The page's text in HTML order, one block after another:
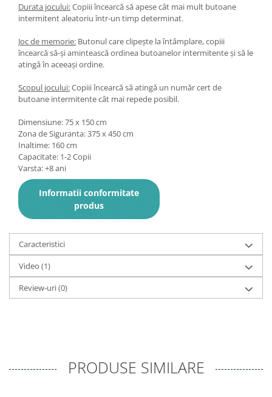
Durata jocului:Copiii încearcă să apese cât mai mult butoane
intermitent aleatoriu într-un timp determinat.
Joc de memorie: Butonul care clipește la întâmplare, copiii
încearcă să-și amintească ordinea butoanelor intermitente și să le
atingă în aceeași ordine.
Scopul jocului:Copiii încearcă să atingă un număr cert de
butoane intermitente cât mai repede posibil.
Dimensiune: 75 x 150 cm
Zona de Siguranta: 375 x 450 cm
Inaltime: 160 cm
Capacitate: 1-2 Copii
Varsta: +8 ani
Informatii conformitate
produs
Caracteristici
Video (1)
Review-uri(0)
PRODUSE SIMILARE